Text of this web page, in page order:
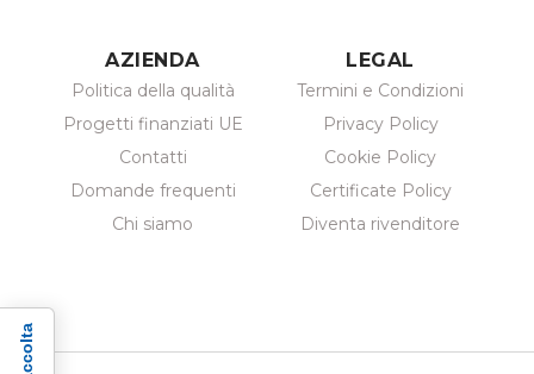
AZIENDA
Politica della qualità
Progetti finanziati UE
Contatti
Domande frequenti
Chi siamo
LEGAL
Termini e Condizioni
Privacy Policy
Cookie Policy
Certificate Policy
Diventa rivenditore